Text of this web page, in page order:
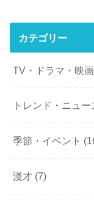
カテゴリー
TV・ドラマ・映画
トレンド・ニュー
季節・イベント
漫才 (7)